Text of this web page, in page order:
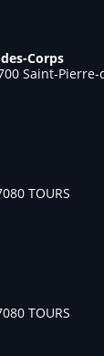
Corps
Saint-Pierre-
TOURS
TOURS